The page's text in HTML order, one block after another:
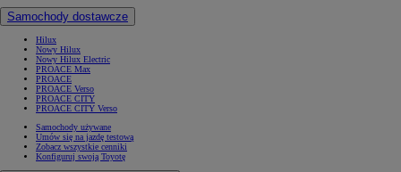
Samochody dostawcze
Hilux
Nowy Hilux
Nowy Hilux Electric
PROACE Max
PROACE
PROACE Verso
PROACE CITY
PROACE CITY Verso
Samochody używane
Umów się na jazdę testową
Zobacz wszystkie cenniki
Konfiguruj swoją Toyotę